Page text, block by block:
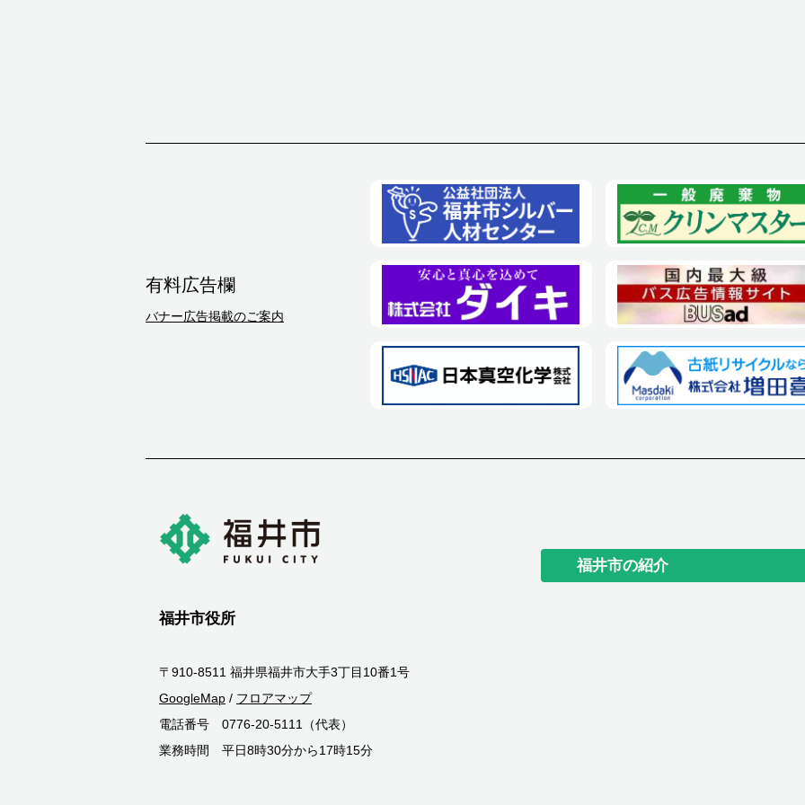
有料広告欄
バナー広告掲載のご案内
福井市役所
〒910-8511 福井県福井市大手3丁目10番1号
GoogleMap / フロアマップ
電話番号 0776-20-5111（代表）
業務時間 平日8時30分から17時15分
福井市の紹介